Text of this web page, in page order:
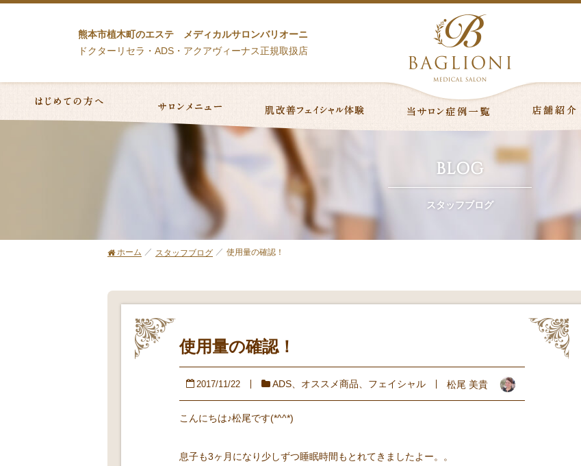
熊本市植木町のエステ メディカルサロンバリオーニ
ドクターリセラ・ADS・アクアヴィーナス正規取扱店
BLOG
スタッフブログ
ホーム スタッフブログ 使用量の確認！
使用量の確認！
2017/11/22 ADS、 オススメ商品、 フェイシャル 松尾 美貴
こんにちは♪松尾です(*^^*)
息子も3ヶ月になり少しずつ睡眠時間もとれてきましたよー。。